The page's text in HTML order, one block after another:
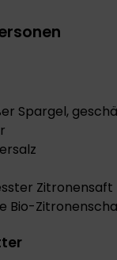
Spargel,
Zitronensaft
Bio-